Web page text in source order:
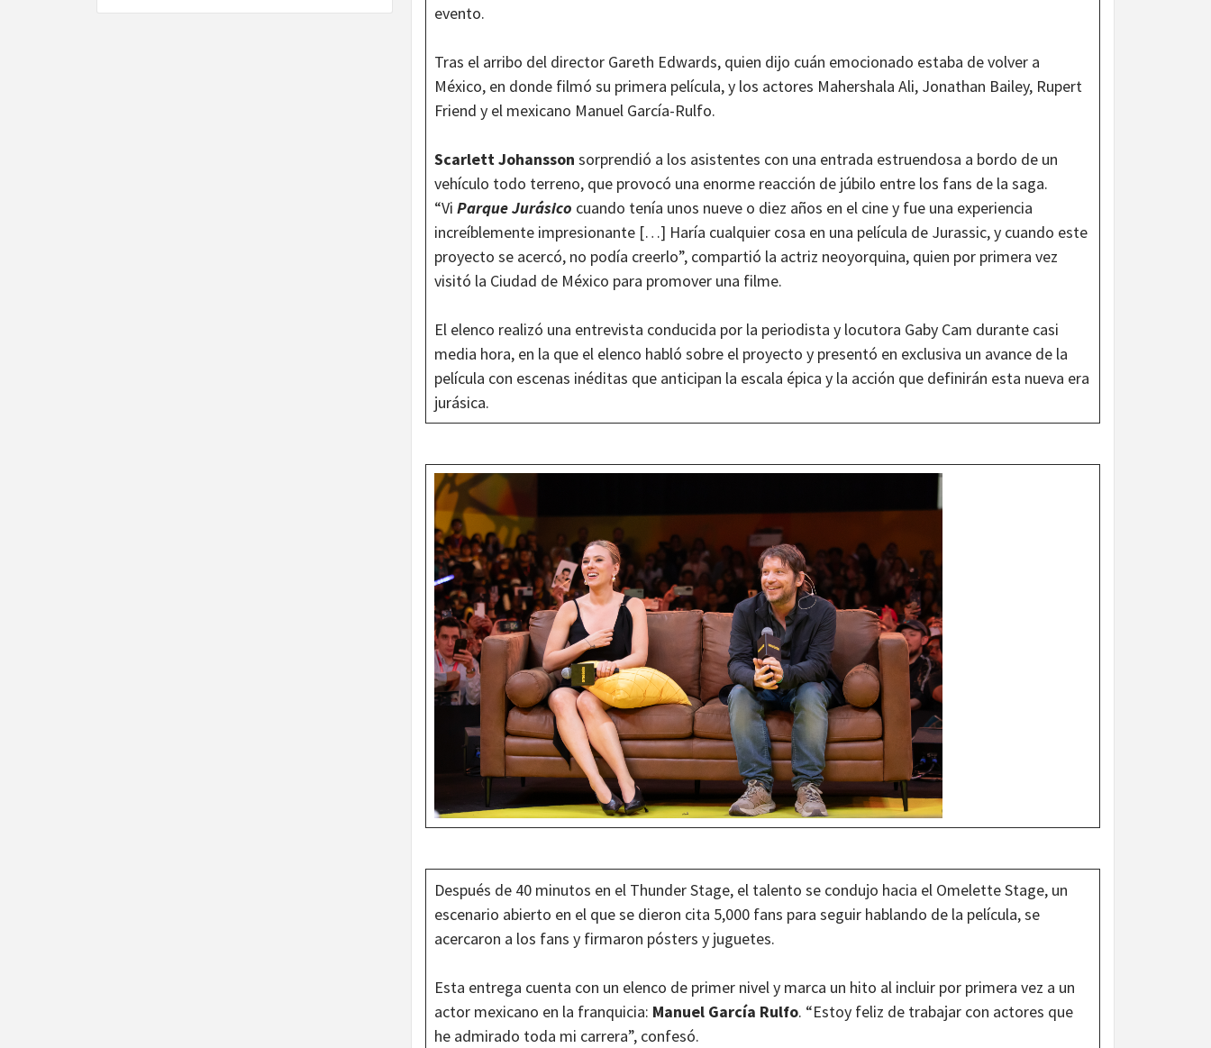
evento.
Tras el arribo del director Gareth Edwards, quien dijo cuán emocionado estaba de volver a
México, en donde filmó su primera película, y los actores Mahershala Ali, Jonathan Bailey, Rupert
Friend y el mexicano Manuel García-Rulfo.
Scarlett Johansson sorprendió a los asistentes con una entrada estruendosa a bordo de un
vehículo todo terreno, que provocó una enorme reacción de júbilo entre los fans de la saga.
“Vi Parque Jurásico cuando tenía unos nueve o diez años en el cine y fue una experiencia
increíblemente impresionante […] Haría cualquier cosa en una película de Jurassic, y cuando este
proyecto se acercó, no podía creerlo”, compartió la actriz neoyorquina, quien por primera vez
visitó la Ciudad de México para promover una filme.
El elenco realizó una entrevista conducida por la periodista y locutora Gaby Cam durante casi
media hora, en la que el elenco habló sobre el proyecto y presentó en exclusiva un avance de la
película con escenas inéditas que anticipan la escala épica y la acción que definirán esta nueva era
jurásica.
Después de 40 minutos en el Thunder Stage, el talento se condujo hacia el Omelette Stage, un
escenario abierto en el que se dieron cita 5,000 fans para seguir hablando de la película, se
acercaron a los fans y firmaron pósters y juguetes.
Esta entrega cuenta con un elenco de primer nivel y marca un hito al incluir por primera vez a un
actor mexicano en la franquicia: Manuel García Rulfo. “Estoy feliz de trabajar con actores que
he admirado toda mi carrera”, confesó.